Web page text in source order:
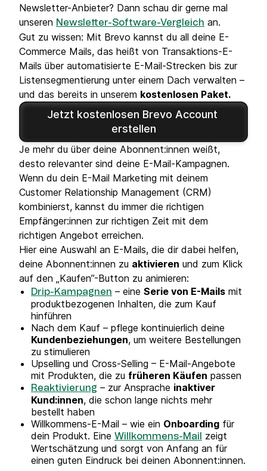
Newsletter-Anbieter? Dann schau dir gerne mal
unseren Newsletter-Software-Vergleich an.
Gut zu wissen: Mit Brevo kannst du all deine E-
Commerce Mails, das heißt von Transaktions-E-
Mails über automatisierte E-Mail-Strecken bis zur
Listensegmentierung unter einem Dach verwalten –
und das bereits in unserem kostenlosen Paket.
Jetzt kostenlosen Brevo Account
erstellen
Je mehr du über deine Abonnent:innen weißt,
desto relevanter sind deine E-Mail-Kampagnen.
Wenn du dein E-Mail Marketing mit deinem
Customer Relationship Management (CRM)
kombinierst, kannst du immer die richtigen
Empfänger:innen zur richtigen Zeit mit dem
richtigen Angebot erreichen.
Hier eine Auswahl an E-Mails, die dir dabei helfen,
deine Abonnent:innen zu aktivieren und zum Klick
auf den „Kaufen”-Button zu animieren:
Drip-Kampagnen – eine Serie von E-Mails mit
produktbezogenen Inhalten, die zum Kauf
hinführen
Nach dem Kauf – pflege kontinuierlich deine
Kundenbeziehungen, um weitere Bestellungen
zu stimulieren
Upselling und Cross-Selling – E-Mail-Angebote
mit Produkten, die zu früheren Käufen passen
Reaktivierung – zur Ansprache inaktiver
Kund:innen, die schon lange nichts mehr
bestellt haben
Willkommens-E-Mail – wie ein Onboarding für
dein Produkt. Eine Willkommens-Mail
zeigt
Wertschätzung und sorgt von Anfang an für
einen guten Eindruck bei deinen Abonnent:innen.